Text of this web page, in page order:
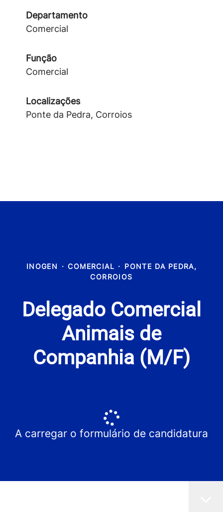
Departamento
Comercial
Função
Comercial
Localizações
Ponte da Pedra, Corroios
INOGEN · COMERCIAL · PONTE DA PEDRA,
CORROIOS
Delegado Comercial
Animais de
Companhia (M/F)
A carregar o formulário de candidatura